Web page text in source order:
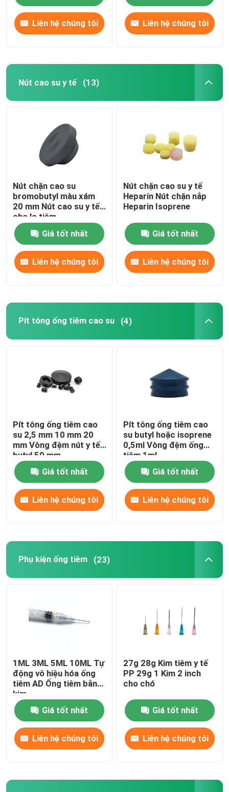
Sản phẩm
Về chúng tôi
Tham quan nhà máy
Liên hệ chúng tôi
Cao su silicon y tế
Nút cao su y tế
Pít tông ống tiêm cao su
Phụ kiện ống tiêm
Cao su butyl halogen hóa
ống silicon y tế
ống thoát nước
Phụ kiện ống thông tiết niệu
ống truyền dịch
Phụ kiện tiêm truyền
Liên hệ chúng tôi Liên hệ chúng tôi
Nút cao su y tế (13)
Nút chặn cao su
bromobutyl màu xám
20 mm Nút cao su y tế
cho lọ tiêm
Giá tốt nhất
Liên hệ chúng tôi
Nút chặn cao su y tế
Heparin Nút chặn nắp
Heparin Isoprene
Giá tốt nhất
Liên hệ chúng tôi
Pít tông ống tiêm cao su (4)
Pít tông ống tiêm cao
su 2,5 mm 10 mm 20
mm Vòng đệm nút y tế
butyl 50 mm
Giá tốt nhất
Liên hệ chúng tôi
Pít tông ống tiêm cao
su butyl hoặc isoprene
0,5ml Vòng đệm ống
tiêm 1ml
Giá tốt nhất
Liên hệ chúng tôi
Phụ kiện ống tiêm (23)
1ML 3ML 5ML 10ML Tự
động vô hiệu hóa ống
tiêm AD Ống tiêm bằng
kim
Giá tốt nhất
Liên hệ chúng tôi
27g 28g Kim tiêm y tế
PP 29g 1 Kim 2 inch
cho chó
Giá tốt nhất
Liên hệ chúng tôi